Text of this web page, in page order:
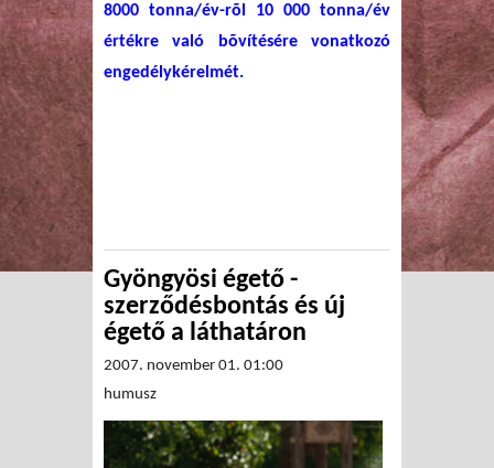
8000 tonna/év-rõl 10 000 tonna/év
értékre való bõvítésére vonatkozó
engedélykérelmét.
Gyöngyösi égető -
szerződésbontás és új
égető a láthatáron
2007. november 01. 01:00
humusz